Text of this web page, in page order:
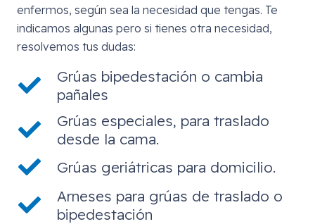
enfermos, según sea la necesidad que tengas. Te
indicamos algunas pero si tienes otra necesidad,
resolvemos tus dudas:
Grúas bipedestación o cambia
pañales
Grúas especiales, para traslado
desde la cama.
Grúas geriátricas para domicilio.
Arneses para grúas de traslado o
bipedestación